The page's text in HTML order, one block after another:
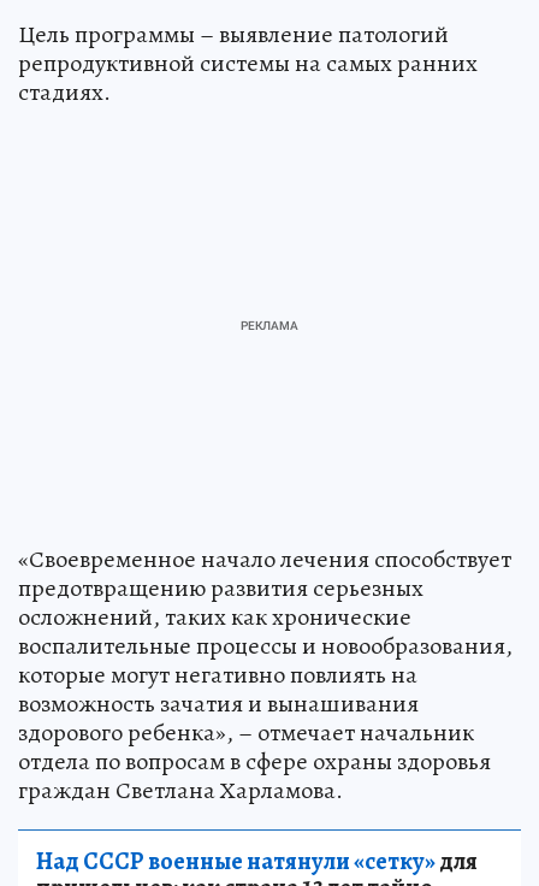
Цель программы – выявление патологий
репродуктивной системы на самых ранних
стадиях.
«Своевременное начало лечения способствует
предотвращению развития серьезных
осложнений, таких как хронические
воспалительные процессы и новообразования,
которые могут негативно повлиять на
возможность зачатия и вынашивания
здорового ребенка», – отмечает начальник
отдела по вопросам в сфере охраны здоровья
граждан Светлана Харламова.
Над СССР военные натянули «сетку»для